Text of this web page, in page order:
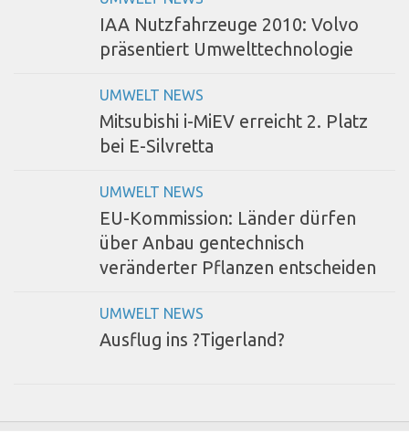
IAA Nutzfahrzeuge 2010: Volvo
präsentiert Umwelttechnologie
UMWELT NEWS
Mitsubishi i-MiEV erreicht 2. Platz
bei E-Silvretta
UMWELT NEWS
EU-Kommission: Länder dürfen
über Anbau gentechnisch
veränderter Pflanzen entscheiden
UMWELT NEWS
Ausflug ins ?Tigerland?